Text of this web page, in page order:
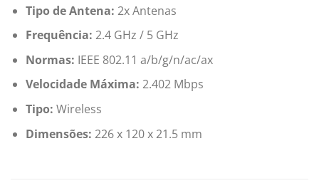
Tipo de Antena: 2x Antenas
Frequência: 2.4 GHz / 5 GHz
Normas: IEEE 802.11 a/b/g/n/ac/ax
Velocidade Máxima: 2.402 Mbps
Tipo: Wireless
Dimensões: 226 x 120 x 21.5 mm